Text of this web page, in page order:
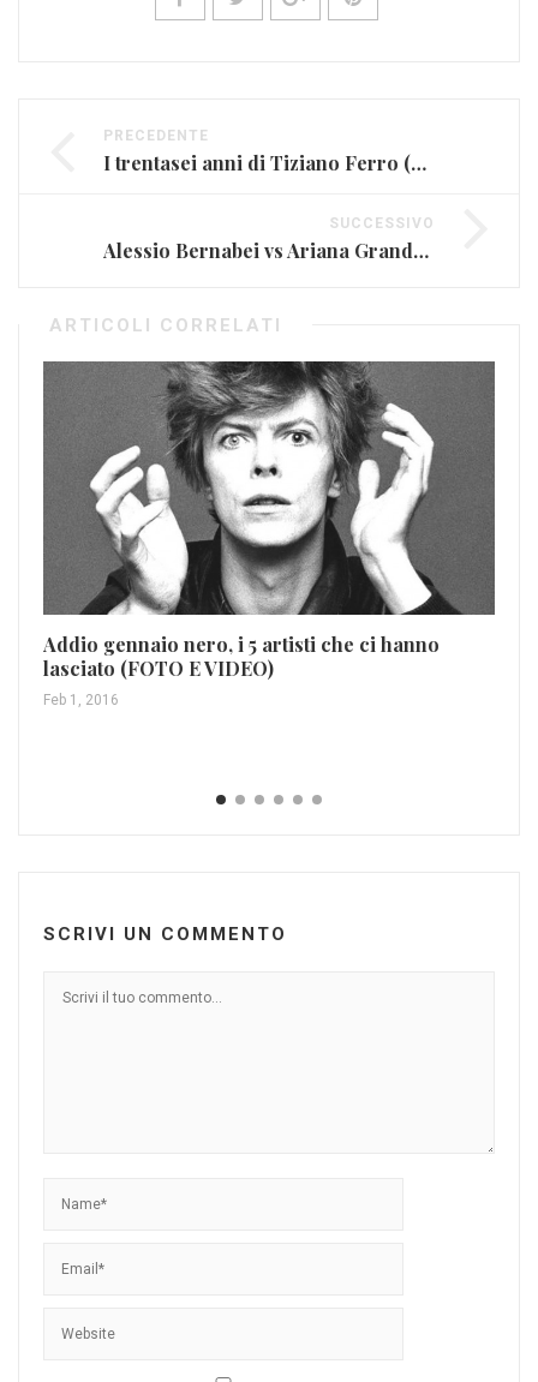
PRECEDENTE
I trentasei anni di Tiziano Ferro (FOTO E VIDEO)
SUCCESSIVO
Alessio Bernabei vs Ariana Grande, arriva il mash-up
ARTICOLI CORRELATI
Addio gennaio nero, i 5 artisti che ci hanno
lasciato (FOTO E VIDEO)
Feb 1, 2016
SCRIVI UN COMMENTO